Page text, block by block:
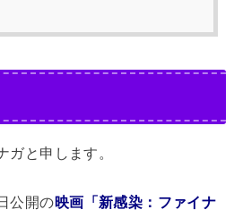
ガと申します。
公開の映画 「新感染：ファイナ